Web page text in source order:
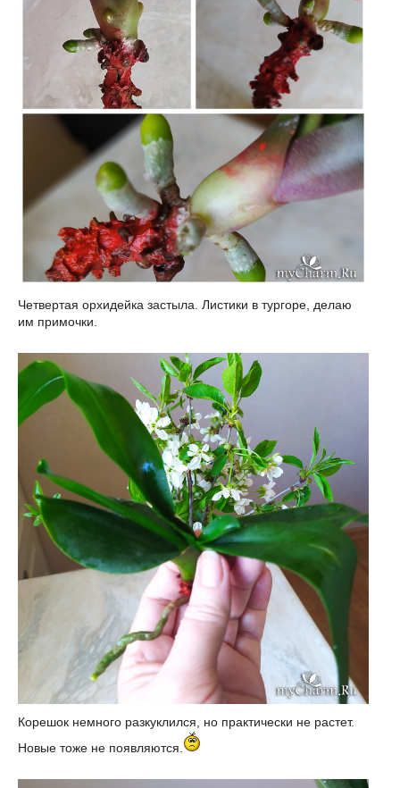
Четвертая орхидейка застыла. Листики в тургоре, делаю
им примочки.
Корешок немного разкуклился, но практически не растет.
Новые тоже не появляются.